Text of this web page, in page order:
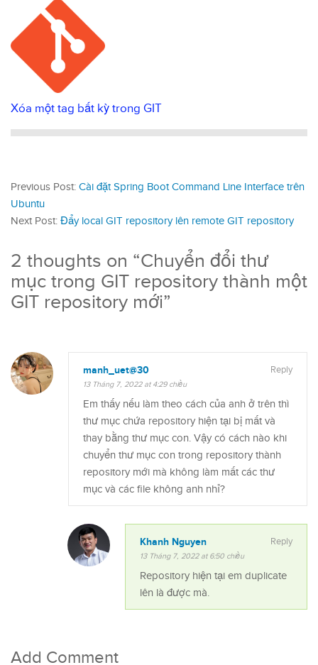
Xóa một tag bất kỳ trong GIT
Previous Post: Cài đặt Spring Boot Command Line Interface trên
Ubuntu
Next Post: Đẩy local GIT repository lên remote GIT repository
2 thoughts on “Chuyển đổi thư
mục trong GIT repository thành một
GIT repository mới”
manh_uet@30
13 Tháng 7, 2022 at 4:29 chiều
Reply
Em thấy nếu làm theo cách của anh ở trên thì
thư mục chứa repository hiện tại bị mất và
thay bằng thư mục con. Vậy có cách nào khi
chuyển thư mục con trong repository thành
repository mới mà không làm mất các thư
mục và các file không anh nhỉ?
Khanh Nguyen
13 Tháng 7, 2022 at 6:50 chiều
Reply
Repository hiện tại em duplicate
lên là được mà.
Add Comment